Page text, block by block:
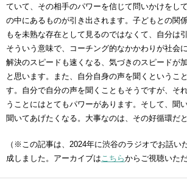
ていて、その相手のパワーを信じて問いかけをし
の中にあるものが引き出されます。子どもとの関
もを未熟な存在として見るのではなくて、自分は
そういう意味で、コーチング的なかかわりが社会
解決のスピードも速くなる、気づきのスピードが
と思います。また、自分自身の声を聞くというこ
す。自分で自分の声を聞くこともそうですが、そ
うことにはとてもパワーがあります。そして、聞
聞いてあげたくなる。大事なのは、その好循環だと
（※この記事は、2024年に渋谷のラジオでお話い
成しました。アーカイブはこちらからご視聴いた